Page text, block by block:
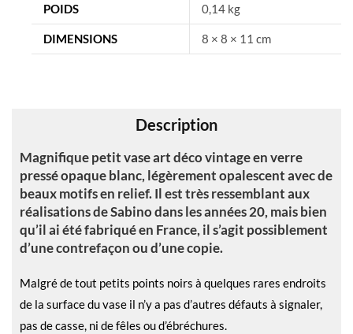
a
:
POIDS 0,14 kg
DIMENSIONS 8 × 8 × 11 cm
Description
Magnifique petit vase art déco vintage en verre
pressé opaque blanc, légèrement opalescent avec de
beaux motifs en relief. Il est très ressemblant aux
réalisations de Sabino dans les années 20, mais bien
qu’il ai été fabriqué en France, il s’agit possiblement
d’une contrefaçon ou d’une copie.
Malgré de tout petits points noirs à quelques rares endroits
de la surface du vase il n’y a pas d’autres défauts à signaler,
pas de casse, ni de fêles ou d’ébréchures.